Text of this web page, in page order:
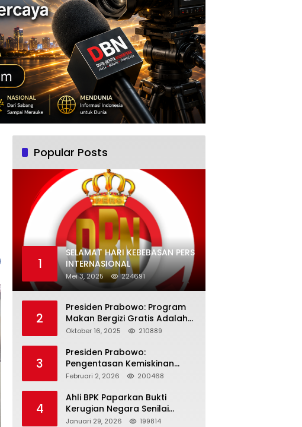
Popular Posts
1
SELAMAT HARI KEBEBASAN PERS
INTERNASIONAL
Mei 3, 2025 224691
2
Presiden Prabowo: Program
Makan Bergizi Gratis Adalah
Investasi untuk Masa Depan
Oktober 16, 2025 210889
3
Presiden Prabowo:
Pengentasan Kemiskinan
Butuh Persatuan dan
Bertanggung Jawab
Februari 2, 2026 200468
4
Ahli BPK Paparkan Bukti
Kerugian Negara Senilai
Rp285 Triliun dalam
Januari 29, 2026 199814